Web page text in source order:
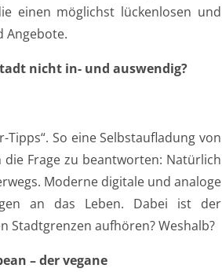
einen möglichst lückenlosen und
Angebote.
nicht in- und auswendig?
So eine Selbstaufladung von
Frage zu beantworten: Natürlich
Moderne digitale und analoge
an das Leben. Dabei ist der
Stadtgrenzen aufhören? Weshalb?
– der vegane